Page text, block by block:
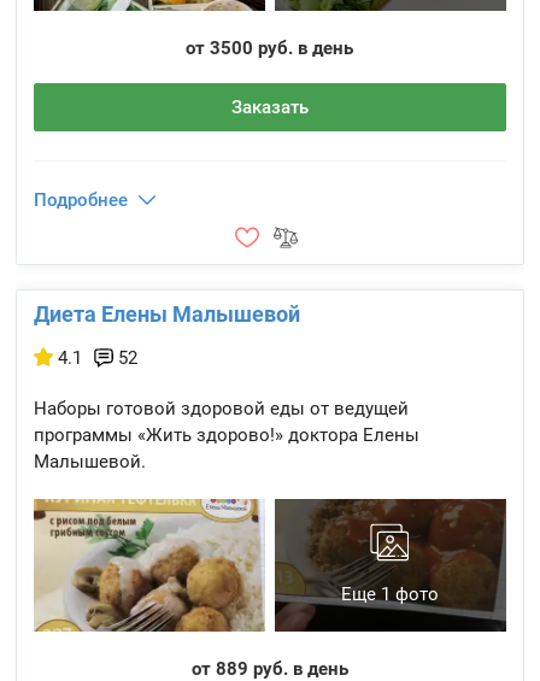
от 3500 руб. в день
Заказать
Подробнее
Диета Елены Малышевой
4.1 52
Наборы готовой здоровой еды от ведущей
программы «Жить здорово!» доктора Елены
Малышевой.
Еще 1 фото
от 889 руб. в день